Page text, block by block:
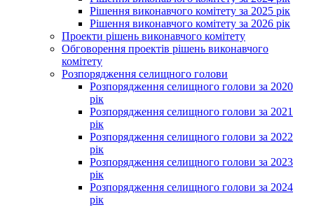
Рішення виконавчого комітету за 2025 рік
Рішення виконавчого комітету за 2026 рік
Проекти рішень виконавчого комітету
Обговорення проектів рішень виконавчого
комітету
Розпорядження селищного голови
Розпорядження селищного голови за 2020
рік
Розпорядження селищного голови за 2021
рік
Розпорядження селищного голови за 2022
рік
Розпорядження селищного голови за 2023
рік
Розпорядження селищного голови за 2024
рік